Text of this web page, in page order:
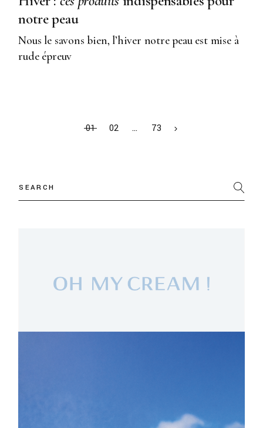
notre peau
Nous le savons bien, l’hiver notre peau est mise à
rude épreuv
01 02 … 73